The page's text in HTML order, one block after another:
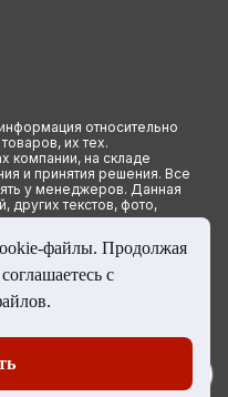
относительно
их тех.
компании, на складе
и принятия решения. Все
у менеджеров. Данная
других текстов, фото,
условиях не является
кодекса РФ.
права сайта защищены
файлы. Продолжая
с